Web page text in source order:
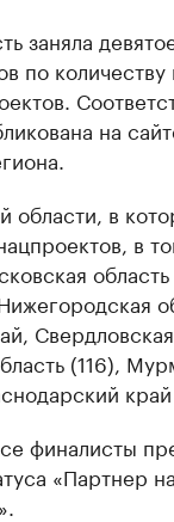
заняла
по
на
области, в
в
Свердловская
(116),
край
финалисты
«Партнер